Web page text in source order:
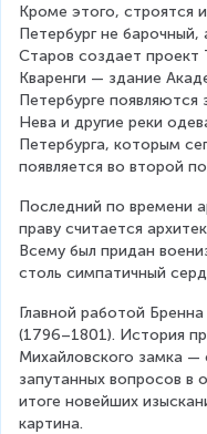
Кроме этого, строятся
Петербург не барочный,
Старов создает проект
Кваренги — здание
Петербурге
Нева и другие реки
Петербурга, которым
появляется во второй
Последний по времени
праву считается
Всему был придан
столь симпатичный
Главной работой
(1796–1801). История
Михайловского замка
запутанных вопросов в
итоге новейших
картина.